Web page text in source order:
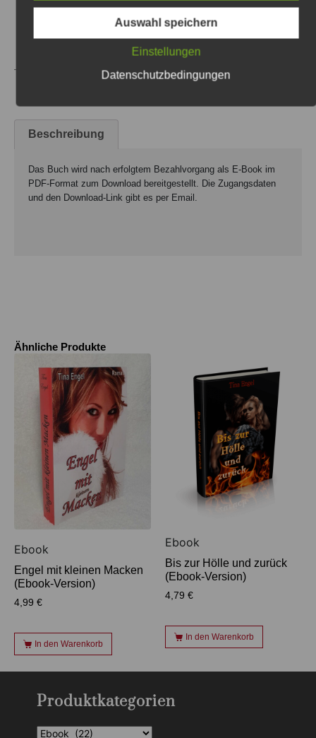
Ähnliche Produkte
Ebook
Engel mit kleinen Macken
(Ebook-Version)
4,99 €
In den Warenkorb
Ebook
Bis zur Hölle und zurück
(Ebook-Version)
4,79 €
In den Warenkorb
Nacht Mit Folgen (Ebook-Version)
Beschreibung
Das Buch wird nach erfolgtem Bezahlvorgang als E-Book im
PDF-Format zum Download bereitgestellt. Die Zugangsdaten
und den Download-Link gibt es per Email.
Produktkategorien
Auswahl speichern
Einstellungen
Datenschutzbedingungen